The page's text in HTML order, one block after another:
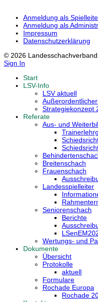
Anmeldung als
Anmeldung als
Impressum
Datenschutzerklärung
© 2026
Sign In
Start
LSV-Info
LSV aktuell
Strategiekonzept
Referate
Aus- und
Breitenschach
Frauenschach
Landesspielleiter
Seniorenschach
Berichte
Wertungs- und
Dokumente
Übersicht
Protokolle
aktuell
Formulare
Rochade Europa
Rochade